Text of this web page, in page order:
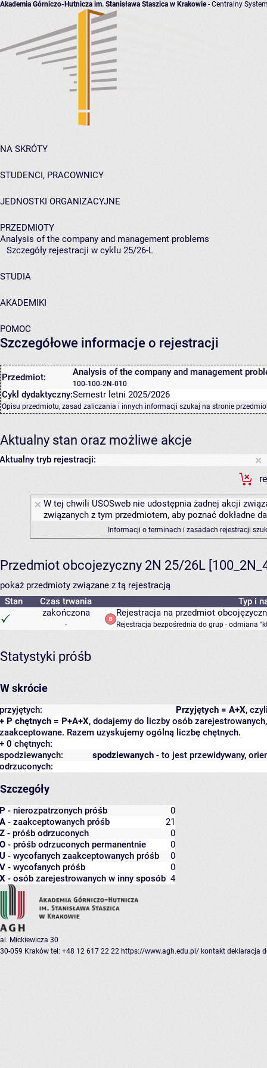
Akademia Górniczo-Hutnicza im. Stanisława Staszica w Krakowie- Centralny
NA SKRÓTY
STUDENCI, PRACOWNICY
JEDNOSTKI ORGANIZACYJNE
PRZEDMIOTY
Analysis of the company and management problems
Szczegóły rejestracji w cyklu 25/26-L
STUDIA
AKADEMIKI
POMOC
Szczegółowe informacje o rejestracji
Przedmiot: Analysis of the company and management
100-100-2N-010
Cykl dydaktyczny:Semestr letni 2025/2026
Opisu przedmiotu, zasad zaliczania i innych informacji szukaj na stronie
Aktualny stan oraz możliwe akcje
Aktualny tryb rejestracji:
W tej chwili USOSweb nie udostępnia żadnej akcji
związanych z tym przedmiotem, aby poznać dokładne
Informacji o terminach i zasadach rejestracji
Przedmiot obcojezyczny 2N 25/26L
pokaż przedmioty związane z tą rejestracją
Stan
Czas trwania
Typ i
zakończona
-
Rejestracja na przedmiot
Rejestracja bezpośrednia do grup - odmiana
Statystyki próśb
W skrócie
Przyjętych = A+X,
przyjętych:
+ P chętnych = P+A+X, dodajemy do liczby osób
zaakceptowane. Razem uzyskujemy ogólną liczbę chętnych.
+ 0 chętnych:
spodziewanych - to jest przewidywany,
spodziewanych:
odrzuconych:
Szczegóły
P - nierozpatrzonych próśb
0
A - zaakceptowanych próśb
21
Z - próśb odrzuconych
0
O - próśb odrzuconych permanentnie
0
U - wycofanych zaakceptowanych próśb
0
V - wycofanych próśb
0
X - osób zarejestrowanych w inny sposób 4
al. Mickiewicza 30
30-059 Kraków tel: +48 12 617 22 22 https://www.agh.edu.pl/ kontakt deklaracja